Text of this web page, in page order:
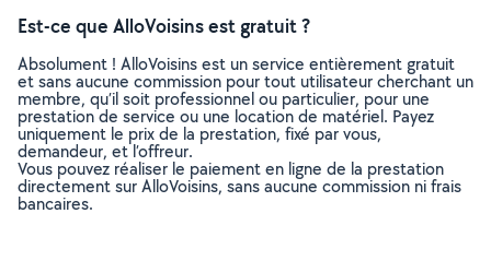
Est-ce que AlloVoisins est gratuit ?
Absolument ! AlloVoisins est un service entièrement gratuit
et sans aucune commission pour tout utilisateur cherchant un
membre, qu’il soit professionnel ou particulier, pour une
prestation de service ou une location de matériel. Payez
uniquement le prix de la prestation, fixé par vous,
demandeur, et l’offreur.
Vous pouvez réaliser le paiement en ligne de la prestation
directement sur AlloVoisins, sans aucune commission ni frais
bancaires.